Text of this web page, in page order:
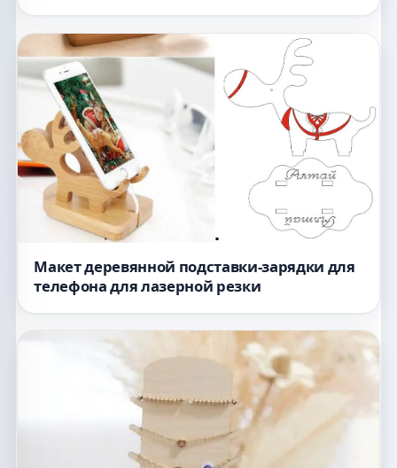
Макет деревянной подставки-зарядки для
телефона для лазерной резки